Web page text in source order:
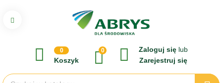
0
Koszyk
0 Zaloguj się lub
Zarejestruj się